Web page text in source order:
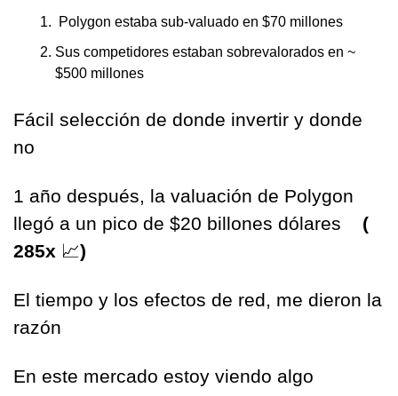
Polygon estaba sub-valuado en $70 millones
Sus competidores estaban sobrevalorados en ~
$500 millones
Fácil selección de donde invertir y donde
no
1 año después, la valuación de Polygon
llegó a un pico de $20 billones dólares (
285x 📈)
El tiempo y los efectos de red, me dieron la
razón
En este mercado estoy viendo algo